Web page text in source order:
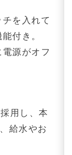
を入れて
付き。
源がオフ
用し、本
給水やお